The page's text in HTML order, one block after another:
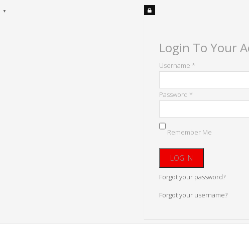
▼
Login To Your
Username *
Password *
Remember Me
Forgot your password?
Forgot your username?